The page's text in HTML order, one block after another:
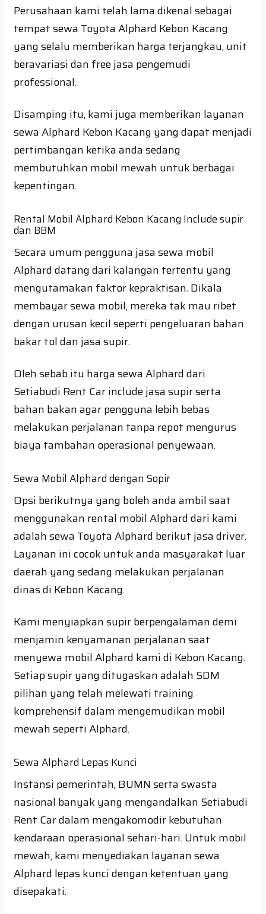
Perusahaan kami telah lama dikenal sebagai
tempat sewa Toyota Alphard Kebon Kacang
yang selalu memberikan harga terjangkau, unit
beravariasi dan free jasa pengemudi
professional.
Disamping itu, kami juga memberikan layanan
sewa Alphard Kebon Kacang yang dapat menjadi
pertimbangan ketika anda sedang
membutuhkan mobil mewah untuk berbagai
kepentingan.
Rental Mobil Alphard Kebon Kacang Include supir
dan BBM
Secara umum pengguna jasa sewa mobil
Alphard datang dari kalangan tertentu yang
mengutamakan faktor kepraktisan. Dikala
membayar sewa mobil, mereka tak mau ribet
dengan urusan kecil seperti pengeluaran bahan
bakar tol dan jasa supir.
Oleh sebab itu harga sewa Alphard dari
Setiabudi Rent Car include jasa supir serta
bahan bakan agar pengguna lebih bebas
melakukan perjalanan tanpa repot mengurus
biaya tambahan operasional penyewaan.
Sewa Mobil Alphard dengan Sopir
Opsi berikutnya yang boleh anda ambil saat
menggunakan rental mobil Alphard dari kami
adalah sewa Toyota Alphard berikut jasa driver.
Layanan ini cocok untuk anda masyarakat luar
daerah yang sedang melakukan perjalanan
dinas di Kebon Kacang.
Kami menyiapkan supir berpengalaman demi
menjamin kenyamanan perjalanan saat
menyewa mobil Alphard kami di Kebon Kacang.
Setiap supir yang ditugaskan adalah SDM
pilihan yang telah melewati training
komprehensif dalam mengemudikan mobil
mewah seperti Alphard.
Sewa Alphard Lepas Kunci
Instansi pemerintah, BUMN serta swasta
nasional banyak yang mengandalkan Setiabudi
Rent Car dalam mengakomodir kebutuhan
kendaraan operasional sehari-hari. Untuk mobil
mewah, kami menyediakan layanan sewa
Alphard lepas kunci dengan ketentuan yang
disepakati.